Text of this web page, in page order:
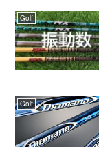
Golf
Golf